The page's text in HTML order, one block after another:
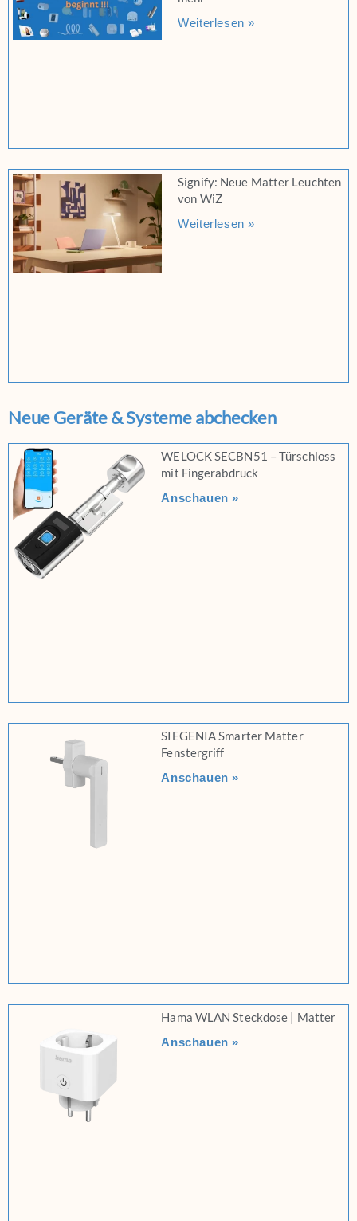
Weiterlesen »
Signify: Neue Matter Leuchten
von WiZ
Weiterlesen »
Neue Geräte & Systeme abchecken
WELOCK SECBN51 – Türschloss
mit Fingerabdruck
Anschauen »
SIEGENIA Smarter Matter
Fenstergriff
Anschauen »
Hama WLAN Steckdose | Matter
Anschauen »